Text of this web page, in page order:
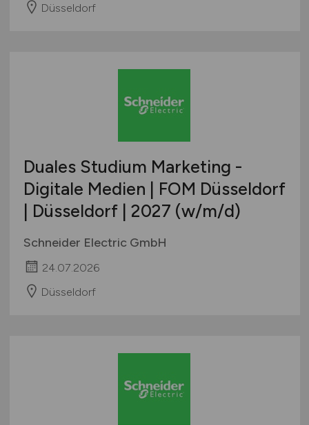
Düsseldorf
Duales Studium Marketing -
Digitale Medien | FOM Düsseldorf
| Düsseldorf | 2027 (w/m/d)
Schneider Electric GmbH
24.07.2026
Düsseldorf